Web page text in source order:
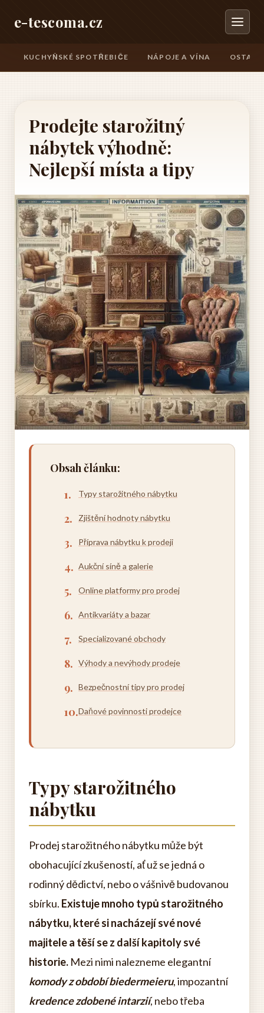
e-tescoma.cz
KUCHYŇSKÉ SPOTŘEBIČE NÁPOJE A VÍNA
Prodejte starožitný
nábytek výhodně:
Nejlepší místa a tipy
Obsah článku:
Typy starožitného nábytku
Zjištění hodnoty nábytku
Příprava nábytku k prodeji
Aukční síně a galerie
Online platformy pro prodej
Antikvariáty a bazar
Specializované obchody
Výhody a nevýhody prodeje
Bezpečnostní tipy pro prodej
Daňové povinnosti prodejce
Typy starožitného
nábytku
Prodej starožitného nábytku může být
obohacující zkušeností, ať už se jedná o
rodinný dědictví, nebo o vášnivě budovanou
sbírku. Existuje mnoho typů starožitného
nábytku, které si nacházejí své nové
majitele a těší se z další kapitoly své
historie. Mezi nimi nalezneme elegantní
komody z období biedermeieru, impozantní
kredence zdobené intarzií, nebo třeba